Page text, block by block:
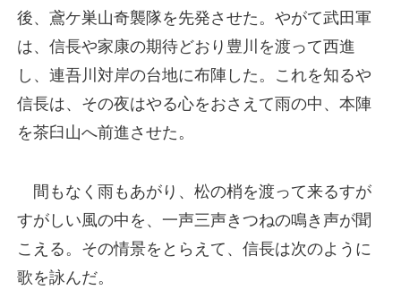
後、鳶ケ巣山奇襲隊を先発させた。やがて武田軍
は、信長や家康の期待どおり豊川を渡って西進
し、連吾川対岸の台地に布陣した。これを知るや
信長は、その夜はやる心をおさえて雨の中、本陣
を茶臼山へ前進させた。
間もなく雨もあがり、松の梢を渡って来るすが
すがしい風の中を、一声三声きつねの鳴き声が聞
こえる。その情景をとらえて、信長は次のように
歌を詠んだ。